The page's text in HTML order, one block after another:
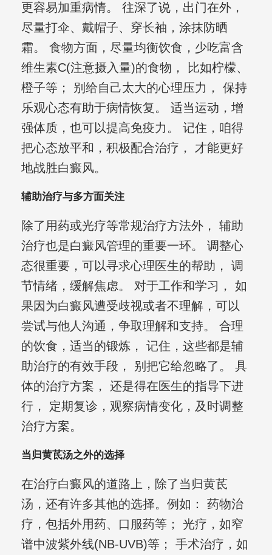
更容易加重病情。 往深了说，出门在外，
尽量打伞、戴帽子、穿长袖，涂抹防晒
霜。 食物方面，尽量均衡饮食，少吃富含
维生素C(注意摄入量)的食物， 比如柠檬、
橙子等； 别给自己太大的心理压力， 保持
乐观心态有助于病情恢复。 适当运动，增
强体质，也可以提高免疫力。 记住，咱得
把心态放平和，积极配合治疗， 才能更好
地战胜白癜风。
辅助治疗与多方面关注
除了用药或光疗等常规治疗方法外， 辅助
治疗也是白癜风管理的重要一环。 调整心
态很重要，可以寻求心理医生的帮助， 调
节情绪，缓解焦虑。 对于工作和学习， 如
果因为白癜风遭受歧视或者不理解，可以
尝试与他人沟通，争取理解和支持。 合理
的饮食，适当的锻炼， 记住，这些都是辅
助治疗的有效手段， 别把它给忽略了。 具
体的治疗方案， 还是得在医生的指导下进
行， 定期复诊，观察病情变化，及时调整
治疗方案。
当归黄茋汤之外的选择
在治疗白癜风的道路上，除了当归黄茋
汤，还有许多其他的选择。例如： 药物治
疗，包括外用药、口服药等； 光疗，如窄
谱中波紫外线(NB-UVB)等； 手术治疗，如